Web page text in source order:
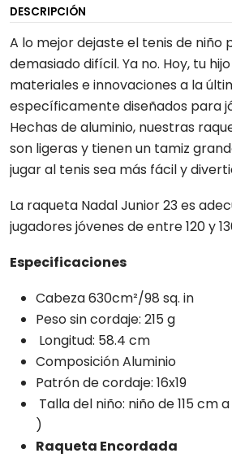
DESCRIPCIÓN
A lo mejor dejaste el tenis de
demasiado difícil. Ya no. Hoy, tu
materiales e innovaciones a la
específicamente diseñados para
Hechas de aluminio, nuestras
son ligeras y tienen un tamiz
jugar al tenis sea más fácil y
La raqueta Nadal Junior 23 es
jugadores jóvenes de entre 120 y
Especificaciones
Cabeza 630cm²/98 sq. in
Peso sin cordaje: 215 g
Longitud: 58.4 cm
Composición Aluminio
Patrón de cordaje: 16x19
Talla del niño: niño de 115 cm
)
Raqueta Encordada